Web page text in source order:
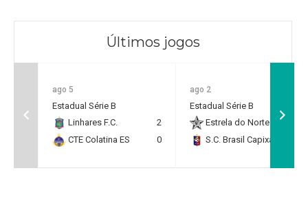
Últimos jogos
ago 5
Estadual Série B
Linhares F.C.
2
CTE Colatina ES
0
ago 2
Estadual Série B
Estrela do Norte F.C.
S.C. Brasil Capixaba